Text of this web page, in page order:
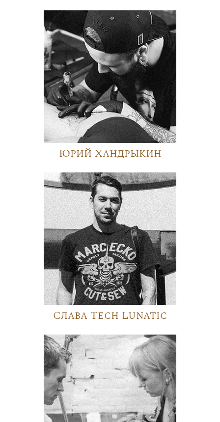
Юрий Хандрыкин
Слава Tech Lunatic